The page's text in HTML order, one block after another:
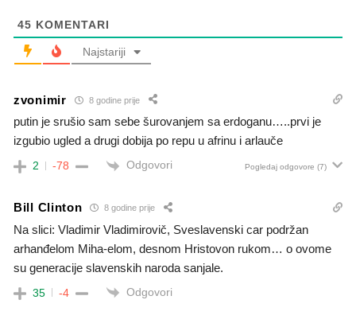
45 KOMENTARI
Najstariji
zvonimir 8 godine prije
putin je srušio sam sebe šurovanjem sa erdoganu…..prvi je
izgubio ugled a drugi dobija po repu u afrinu i arlauče
2 -78 Odgovori Pogledaj odgovore (7)
Bill Clinton 8 godine prije
Na slici: Vladimir Vladimirovič, Sveslavenski car podržan
arhanđelom Miha-elom, desnom Hristovon rukom… o ovome
su generacije slavenskih naroda sanjale.
35 -4 Odgovori